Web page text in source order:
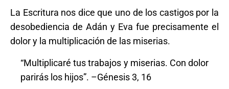
La Escritura nos dice que uno de los castigos por la
desobediencia de Adán y Eva fue precisamente el
dolor y la multiplicación de las miserias.
“Multiplicaré tus trabajos y miserias. Con dolor
parirás los hijos”. –Génesis 3, 16